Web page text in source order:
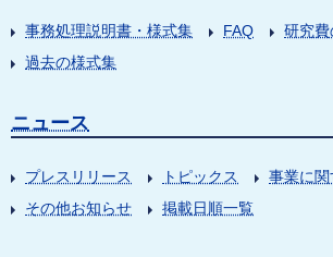
事務処理説明書・様式集 FAQ
研究費
過去の様式集
ニュース
プレスリリース トピックス
事業に
その他お知らせ
掲載日順一覧